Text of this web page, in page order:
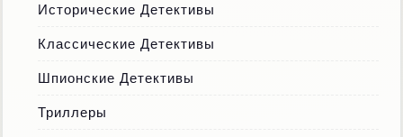
Исторические Детективы
Классические Детективы
Шпионские Детективы
Триллеры